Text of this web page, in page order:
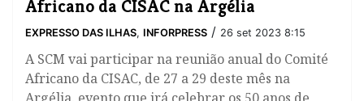
Africano da CISAC na Argélia
EXPRESSO DAS ILHAS, INFORPRESS / 26 set 2023 8:15
A SCM vai participar na reunião anual do Comité
Africano da CISAC, de 27 a 29 deste mês na